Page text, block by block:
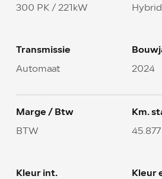
300 PK / 221kW
Transmissie
Automaat
2024
Marge / Btw
BTW
Km.
Kleur int.
Kleur